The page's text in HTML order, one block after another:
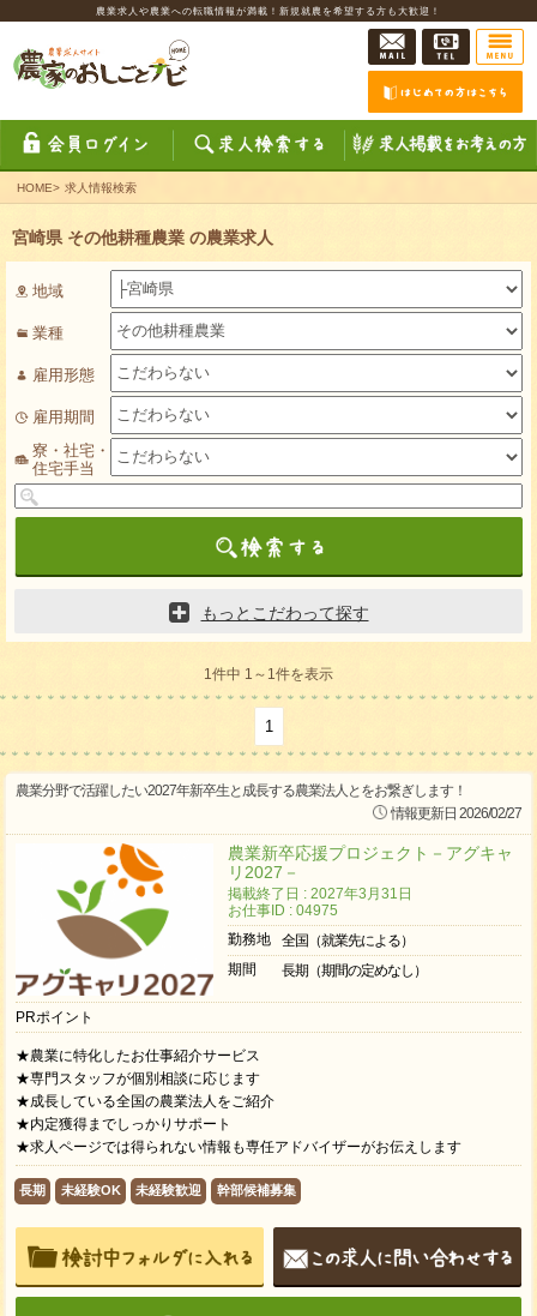
農業求人や農業への転職情報が満載！新規就農を希望する方も大歓迎！
HOME> 求人情報検索
宮崎県 その他耕種農業 の農業求人
地域
業種
雇用形態
雇用期間
寮・社宅・
住宅手当
もっとこだわって探す
1件中 1～1件を表示
1
農業分野で活躍したい2027年新卒生と成長する農業法人とをお繋ぎします！
情報更新日 2026/02/27
農業新卒応援プロジェクト－アグキャ
リ2027－
掲載終了日 : 2027年3月31日
お仕事ID : 04975
勤務地
全国（就業先による）
期間
長期（期間の定めなし）
PRポイント
★農業に特化したお仕事紹介サービス
★専門スタッフが個別相談に応じます
★成長している全国の農業法人をご紹介
★内定獲得までしっかりサポート
★求人ページでは得られない情報も専任アドバイザーがお伝えします
長期 未経験OK 未経験歓迎 幹部候補募集